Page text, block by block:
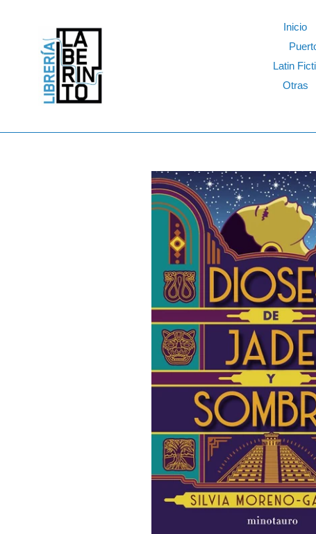
Inicio
Latin
Otras